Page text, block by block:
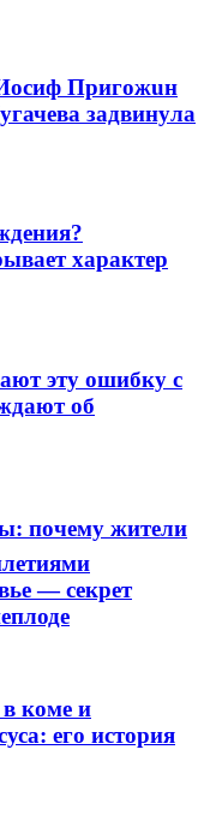
Пpигожuн
задвинула
характер
эту ошибку с
об
почему жители
— секрет
коме и
его история